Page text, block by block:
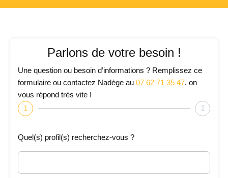
Parlons de votre besoin !
Une question ou besoin d’informations ? Remplissez ce
formulaire ou contactez Nadège au 07 62 71 35 47, on
vous répond très vite !
1 2
Quel(s) profil(s) recherchez-vous ?